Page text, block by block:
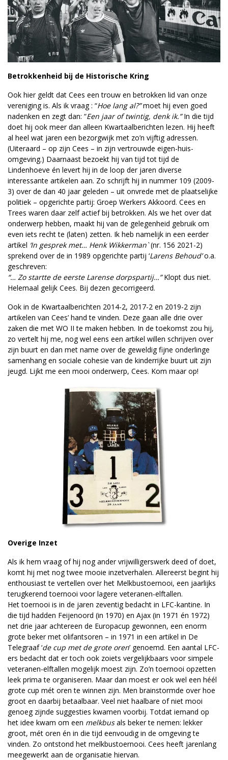
Betrokkenheid bij de Historische Kring
Ook hier geldt dat Cees een trouw en betrokken lid van onze
vereniging is. Als ik vraag : “Hoe lang al?”moet hij even goed
nadenken en zegt dan: “Een jaar of twintig, denk ik.”In die tijd
doet hij ook meer dan alleen Kwartaalberichten lezen. Hij heeft
al heel wat jaren een bezorgwijk met zo’n vijftig adressen.
(Uiteraard – op zijn Cees – in zijn vertrouwde eigen-huis-
omgeving.) Daarnaast bezoekt hij van tijd tot tijd de
Lindenhoeve én levert hij in de loop der jaren diverse
interessante artikelen aan. Zo schrijft hij in nummer 109 (2009-
3) over de dan 40 jaar geleden – uit onvrede met de plaatselijke
politiek – opgerichte partij: Groep Werkers Akkoord. Cees en
Trees waren daar zelf actief bij betrokken. Als we het over dat
onderwerp hebben, maakt hij van de gelegenheid gebruik om
even iets recht te (laten) zetten. Ik heb namelijk in een eerder
artikel ‘In gesprek met… Henk Wikkerman`(nr. 156 2021-2)
sprekend over de in 1989 opgerichte partij ‘Larens Behoud’o.a.
geschreven:
“… Zo startte de eerste Larense dorpspartij…”Klopt dus niet.
Helemaal gelijk Cees. Bij dezen gecorrigeerd.
Ook in de Kwartaalberichten 2014-2, 2017-2 en 2019-2 zijn
artikelen van Cees’ hand te vinden. Deze gaan alle drie over
zaken die met WO II te maken hebben. In de toekomst zou hij,
zo vertelt hij me, nog wel eens een artikel willen schrijven over
zijn buurt en dan met name over de geweldig fijne onderlinge
samenhang en sociale cohesie van de kinderrijke buurt uit zijn
jeugd. Lijkt me een mooi onderwerp, Cees. Kom maar op!
Overige Inzet
Als ik hem vraag of hij nog ander vrijwilligerswerk deed of doet,
komt hij met nog twee mooie inzetverhalen. Allereerst begint hij
enthousiast te vertellen over het Melkbustoernooi, een jaarlijks
terugkerend toernooi voor lagere veteranen-elftallen.
Het toernooi is in de jaren zeventig bedacht in LFC-kantine. In
die tijd hadden Feijenoord (in 1970) en Ajax (in 1971 én 1972)
net drie jaar achtereen de Europacup gewonnen, een enorm
grote beker met olifantsoren – in 1971 in een artikel in De
Telegraaf ‘de cup met de grote oren’ genoemd. Een aantal LFC-
ers bedacht dat er toch ook zoiets vergelijkbaars voor simpele
veteranen-elftallen mogelijk moest zijn. Zo’n toernooi opzetten
leek prima te organiseren. Maar dan moest er ook wel een héél
grote cup mét oren te winnen zijn. Men brainstormde over hoe
groot en daarbij betaalbaar. Veel niet haalbare of niet mooi
genoeg zijnde suggesties kwamen voorbij. Totdat iemand op
het idee kwam om een melkbusals beker te nemen: lekker
groot, mét oren én in die tijd eenvoudig in de omgeving te
vinden. Zo ontstond het melkbustoernooi. Cees heeft jarenlang
mee­­gewerkt aan de organisatie hiervan.